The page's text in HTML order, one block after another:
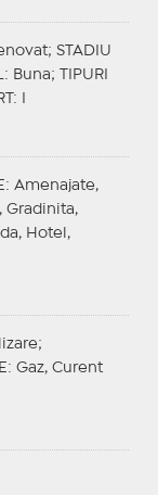
STADIU
: Buna;
TIPURI
: I
: Amenajate,
Gradinita,
Hotel,
: Gaz, Curent